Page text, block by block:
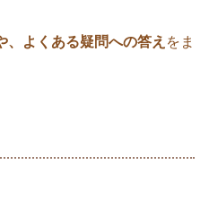
、よくある疑問への答え をま